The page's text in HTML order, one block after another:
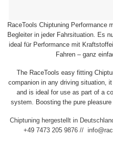
RaceTools Chiptuning Performance
Begleiter in jeder Fahrsituation. Es
ideal für Performance mit
Fahren – ganz
The RaceTools easy fitting
companion in any driving situation,
and is ideal for use as part of a
system. Boosting the pure
Chiptuning hergestellt in
+49 7473 205 9876 //